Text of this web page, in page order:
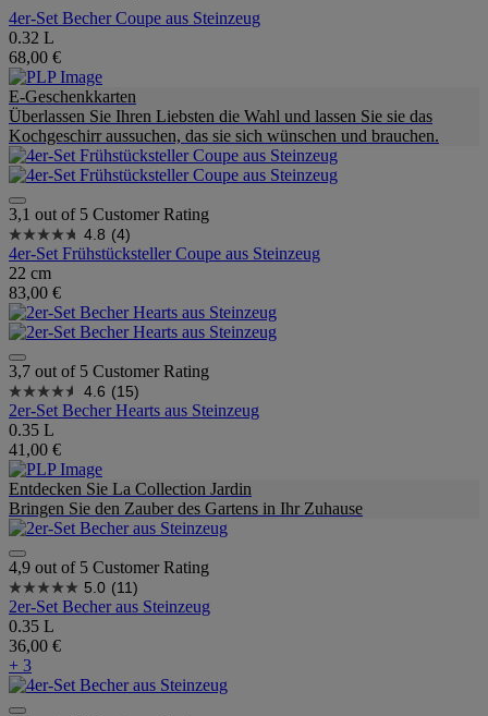
4er-Set Becher Coupe aus Steinzeug
0.32 L
68,00 €
E-Geschenkkarten
Überlassen Sie Ihren Liebsten die Wahl und lassen Sie sie das
Kochgeschirr aussuchen, das sie sich wünschen und brauchen.
3,1 out of 5 Customer Rating
4.8 (4)
4er-Set Frühstücksteller Coupe aus Steinzeug
22 cm
83,00 €
3,7 out of 5 Customer Rating
4.6 (15)
2er-Set Becher Hearts aus Steinzeug
0.35 L
41,00 €
Entdecken Sie La Collection Jardin
Bringen Sie den Zauber des Gartens in Ihr Zuhause
4,9 out of 5 Customer Rating
5.0 (11)
2er-Set Becher aus Steinzeug
0.35 L
36,00 €
+ 3